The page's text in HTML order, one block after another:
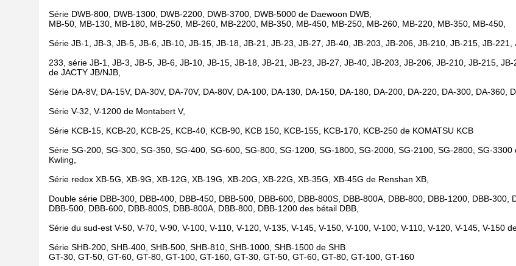
Série DWB-800, DWB-1300, DWB-2200, DWB-3700, DWB-5000 de Daewoon DWB,
MB-50, MB-130, MB-180, MB-250, MB-260, MB-2200, MB-350, MB-450, MB-250, MB-260, MB-220, MB-350, MB-450,
Série JB-1, JB-3, JB-5, JB-6, JB-10, JB-15, JB-18, JB-21, JB-23, JB-27, JB-40, JB-203, JB-206, JB-210, JB-215, JB-221,
233, série JB-1, JB-3, JB-5, JB-6, JB-10, JB-15, JB-18, JB-21, JB-23, JB-27, JB-40, JB-203, JB-206, JB-210, JB-215,
de JACTY JB/NJB,
Série DA-8V, DA-15V, DA-30V, DA-70V, DA-80V, DA-100, DA-130, DA-150, DA-180, DA-200, DA-220, DA-300, DA-360,
Série V-32, V-1200 de Montabert V,
Série KCB-15, KCB-20, KCB-25, KCB-40, KCB-90, KCB 150, KCB-155, KCB-170, KCB-250 de KOMATSU KCB
Série SG-200, SG-300, SG-350, SG-400, SG-600, SG-800, SG-1200, SG-1800, SG-2000, SG-2100, SG-2800, SG-3300
Kwling,
Série redox XB-5G, XB-9G, XB-12G, XB-19G, XB-20G, XB-22G, XB-35G, XB-45G de Renshan XB,
Double série DBB-300, DBB-400, DBB-450, DBB-500, DBB-600, DBB-800S, DBB-800A, DBB-800, DBB-1200, DBB-300,
DBB-500, DBB-600, DBB-800S, DBB-800A, DBB-800, DBB-1200 des bétail DBB,
Série du sud-est V-50, V-70, V-90, V-100, V-110, V-120, V-135, V-145, V-150, V-100, V-100, V-110, V-120, V-145, V-150
Série SHB-200, SHB-400, SHB-500, SHB-810, SHB-1000, SHB-1500 de SHB
GT-30, GT-50, GT-60, GT-80, GT-100, GT-160, GT-30, GT-50, GT-60, GT-80, GT-100, GT-160